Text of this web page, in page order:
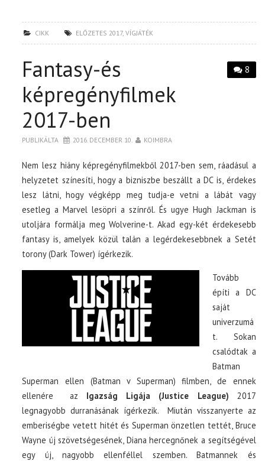
CIKK ELŐZETES 2017,VÍGJÁTÉK
8
Fantasy-és
képregényfilmek
2017-ben
PUBLIKÁLTA 2016. DECEMBER 10. KOIMBRA
Nem lesz hiány képregényfilmekből 2017-ben sem, ráadásul a
helyzetet színesíti, hogy a bizniszbe beszállt a DC is, érdekes
lesz látni, hogy végképp meg tudja-e vetni a lábát vagy
esetleg a Marvel lesöpri a színről. És ugye Hugh Jackman is
utoljára formálja meg Wolverine-t. Akad egy-két érdekesebb
fantasy is, amelyek közül talán a legérdekesebbnek a Setét
torony (Dark Tower) ígérkezik.
Tovább
építi a DC
saját
univerzumá
t. Sokan
csalódtak a
Batman
Superman ellen (Batman v Superman) filmben, de ennek
ellenére az Igazság Ligája (Justice League) 2017
legnagyobb durranásának ígérkezik. Miután visszanyerte az
emberiségbe vetett hitét és Superman önzetlen tettét, Bruce
Wayne új szövetségesének, Diana hercegnőnek a segítségével
egy új, nagyobb ellenféllel szemben. Batmannek és